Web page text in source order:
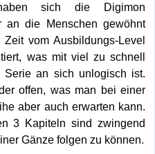
sich die Digimon
an die Menschen gewöhnt
vom Ausbildungs-Level
was mit viel zu schnell
an sich unlogisch ist.
offen, was man bei einer
aber auch erwarten kann.
3 Kapiteln sind zwingend
Gänze folgen zu können.